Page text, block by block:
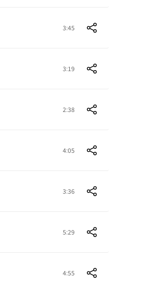
3:45
3:19
2:38
4:05
3:36
5:29
4:55